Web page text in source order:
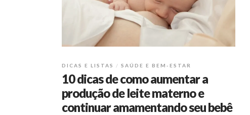
DICAS E LISTAS SAÚDE E BEM-ESTAR
10 dicas de como aumentar a
produção de leite materno e
continuar amamentando seu bebê